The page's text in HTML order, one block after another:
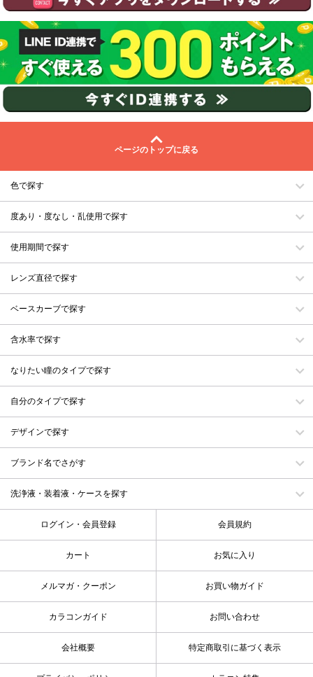
ページのトップに戻る
色で探す
度あり・度なし・乱使用で探す
使用期間で探す
レンズ直径で探す
ベースカーブで探す
含水率で探す
なりたい瞳のタイプで探す
自分のタイプで探す
デザインで探す
ブランド名でさがす
洗浄液・装着液・ケースを探す
ログイン・会員登録 会員規約
カート お気に入り
メルマガ・クーポン お買い物ガイド
カラコンガイド お問い合わせ
会社概要 特定商取引に基づく表示